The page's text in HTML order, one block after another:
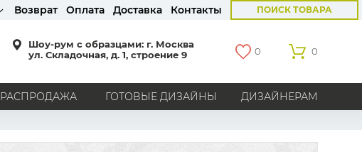
Возврат Оплата Доставка Контакты ПОИСК ТОВАРА
Шоу-рум с образцами: г. Москва
ул. Складочная, д. 1, строение 9
0 0
РАСПРОДАЖА ГОТОВЫЕ ДИЗАЙНЫ ДИЗАЙНЕРАМ
Америка
Англия Бельгия
Германия